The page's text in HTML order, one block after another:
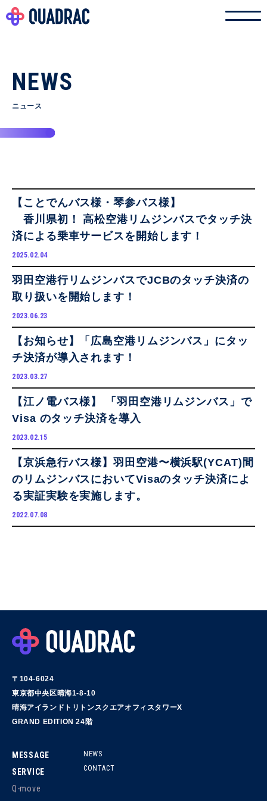
NEWS
ニュース
【ことでんバス様・琴参バス様】
香川県初！ 高松空港リムジンバスでタッチ決
済による乗車サービスを開始します！
2025.02.04
羽田空港行リムジンバスでJCBのタッチ決済の
取り扱いを開始します！
2023.06.23
【お知らせ】「広島空港リムジンバス」にタッ
チ決済が導入されます！
2023.03.27
【江ノ電バス様】 「羽田空港リムジンバス」で
Visa のタッチ決済を導入
2023.02.15
【京浜急行バス様】羽田空港〜横浜駅(YCAT)間
のリムジンバスにおいてVisaのタッチ決済によ
る実証実験を実施します。
2022.07.08
〒104-6024
東京都中央区晴海1-8-10
晴海アイランドトリトンスクエアオフィスタワーX
GRAND EDITION 24階
MESSAGE
SERVICE
Q-move
NEWS
CONTACT